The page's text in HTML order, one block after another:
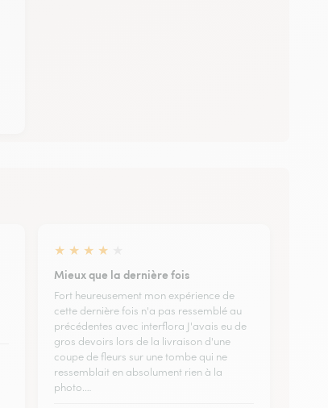
★ ★ ★ ★
Mieux que la dernière fois
Fort heureusement mon expérience de
cette dernière fois n'a pas ressemblé au
précédentes avec interflora J'avais eu de
gros devoirs lors de la livraison d'une
coupe de fleurs sur une tombe qui ne
ressemblait en absolument rien à la
photo.…